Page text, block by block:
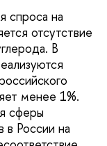
спроса на
отсутствие
В
менее 1%.
сферы
в России на